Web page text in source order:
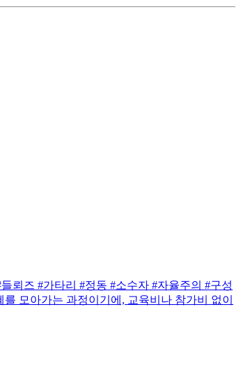
뢰즈 #가타리 #정동 #소수자 #자율주의 #구성
모아가는 과정이기에, 교육비나 참가비 없이